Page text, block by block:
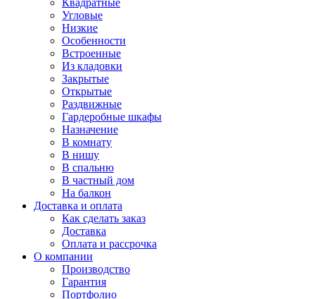
Квадратные
Угловые
Низкие
Особенности
Встроенные
Из кладовки
Закрытые
Открытые
Раздвижные
Гардеробные шкафы
Назначение
В комнату
В нишу
В спальню
В частный дом
На балкон
Доставка и оплата
Как сделать заказ
Доставка
Оплата и рассрочка
О компании
Производство
Гарантия
Портфолио